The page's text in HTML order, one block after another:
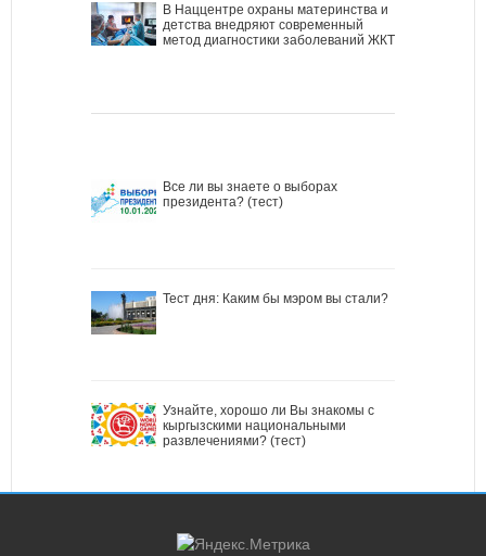
В Наццентре охраны материнства и
детства внедряют современный
метод диагностики заболеваний ЖКТ
Все ли вы знаете о выборах
президента? (тест)
Тест дня: Каким бы мэром вы стали?
Узнайте, хорошо ли Вы знакомы с
кыргызскими национальными
развлечениями? (тест)